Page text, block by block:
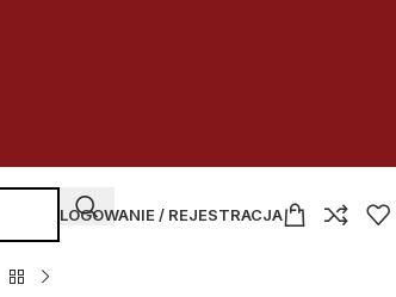
LOGOWANIE / REJESTRACJA